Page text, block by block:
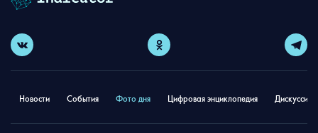
Новости События Фото дня Цифровая энциклопедия